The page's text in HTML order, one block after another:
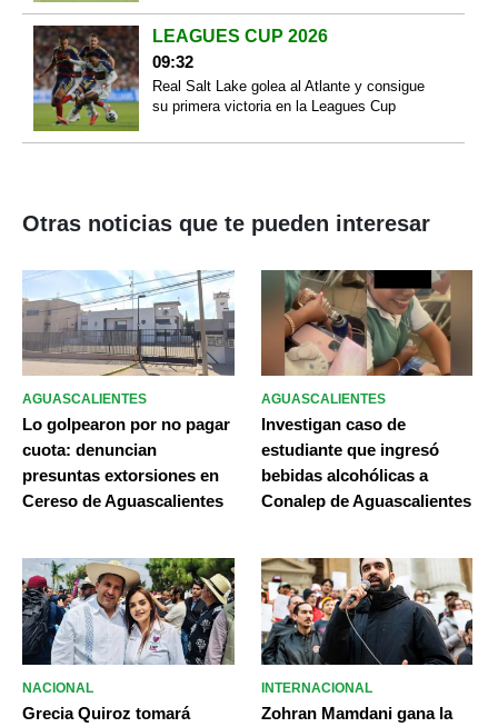
LEAGUES CUP 2026
09:32
Real Salt Lake golea al Atlante y consigue
su primera victoria en la Leagues Cup
Otras noticias que te pueden interesar
AGUASCALIENTES
Lo golpearon por no pagar
cuota: denuncian
presuntas extorsiones en
Cereso de Aguascalientes
AGUASCALIENTES
Investigan caso de
estudiante que ingresó
bebidas alcohólicas a
Conalep de Aguascalientes
NACIONAL
Grecia Quiroz tomará
INTERNACIONAL
Zohran Mamdani gana la